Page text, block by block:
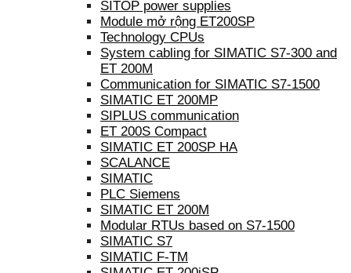
SITOP power supplies
Module mở rộng ET200SP
Technology CPUs
System cabling for SIMATIC S7-300 and
ET 200M
Communication for SIMATIC S7-1500
SIMATIC ET 200MP
SIPLUS communication
ET 200S Compact
SIMATIC ET 200SP HA
SCALANCE
SIMATIC
PLC Siemens
SIMATIC ET 200M
Modular RTUs based on S7-1500
SIMATIC S7
SIMATIC F-TM